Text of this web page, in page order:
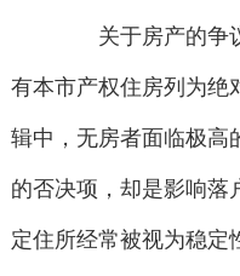
关于房产的争议
有本市产权住房列为绝
辑中，无房者面临极高
的否决项，却是影响落
定住所经常被视为稳定